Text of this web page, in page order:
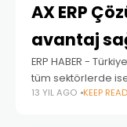
AX ERP
avantaj
ERP HABER -
tüm sektörlerde
Yağ’ı da
13 YIL AGO KEEP